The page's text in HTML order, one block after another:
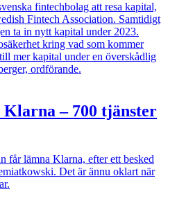
fintechbolag att resa kapital,
Fintech Association. Samtidigt
ta in nytt kapital under 2023.
kring vad som kommer
mer kapital under en överskådlig
ordförande.
– 700 tjänster
får lämna Klarna, efter ett besked
Det är ännu oklart när